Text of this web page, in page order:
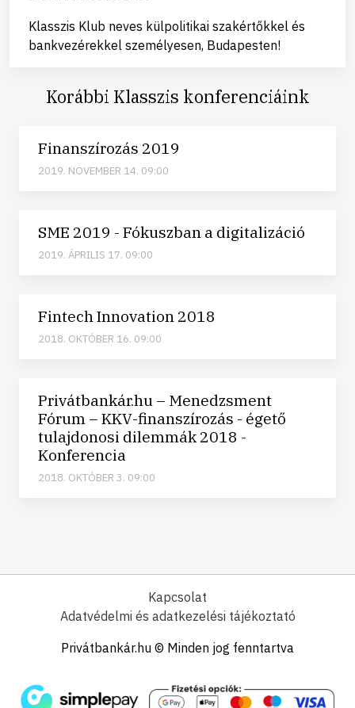
Klasszis Klub neves külpolitikai szakértőkkel és
bankvezérekkel személyesen, Budapesten!
Korábbi Klasszis konferenciáink
Finanszírozás 2019
2019. NOVEMBER 14. 09:00
SME 2019 - Fókuszban a digitalizáció
2019. ÁPRILIS 17. 09:00
Fintech Innovation 2018
2018. OKTÓBER 16. 09:00
Privátbankár.hu – Menedzsment
Fórum – KKV-finanszírozás - égető
tulajdonosi dilemmák 2018 -
Konferencia
2018. OKTÓBER 3. 09:00
Kapcsolat
Adatvédelmi és adatkezelési tájékoztató
Privátbankár.hu © Minden jog fenntartva